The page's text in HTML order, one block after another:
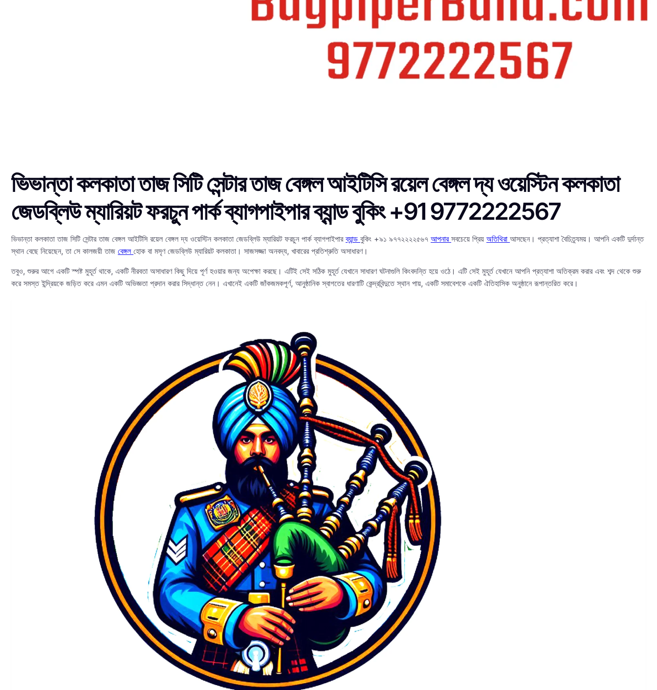
ভিভান্তা কলকাতা তাজ সিটি সেন্টার তাজ বেঙ্গল আইটিসি রয়েল বেঙ্গল দ্য ওয়েস্টিন কলকাতা
জেডব্লিউ ম্যারিয়ট ফরচুন পার্ক ব্যাগপাইপার ব্যান্ড বুকিং +91 9772222567
ভিভান্তা কলকাতা তাজ সিটি সেন্টার তাজ বেঙ্গল আইটিসি রয়েল বেঙ্গল দ্য ওয়েস্টিন কলকাতা জেডব্লিউ ম্যারিয়ট ফরচুন পার্ক ব্যাগপাইপারব্যান্ড বুকিং +৯১ ৯৭৭২২২২৫৬৭ আপনার সবচেয়ে প্রিয় অতিথিরা আসছেন। প্রত্যাশা বৈচিত্র্যময়। আপনি একটি দুর্দান্ত
স্থান বেছে নিয়েছেন, তা সে কালজয়ী তাজ বেঙ্গল হোক বা মসৃণ জেডব্লিউ ম্যারিয়ট কলকাতা। সাজসজ্জা অনবদ্য, খাবারের প্রতিশ্রুতি অসাধারণ।
তবুও, শুরুর আগে একটি স্পষ্ট মুহূর্ত থাকে, একটি নীরবতা অসাধারণ কিছু দিয়ে পূর্ণ হওয়ার জন্য অপেক্ষা করছে। এটিই সেই সঠিক মুহূর্ত যেখানে সাধারণ ঘটনাগুলি কিংবদন্তি হয়ে ওঠে। এটি সেই মুহূর্ত যেখানে আপনি প্রত্যাশা অতিক্রম করার এবং শব্দ থেকে শুরু
করে সমস্ত ইন্দ্রিয়কে জড়িত করে এমন একটি অভিজ্ঞতা প্রদান করার সিদ্ধান্ত নেন। এখানেই একটি জাঁকজমকপূর্ণ, আনুষ্ঠানিক স্বাগতের ধারণাটি কেন্দ্রবিন্দুতে স্থান পায়, একটি সমাবেশকে একটি ঐতিহাসিক অনুষ্ঠানে রূপান্তরিত করে।